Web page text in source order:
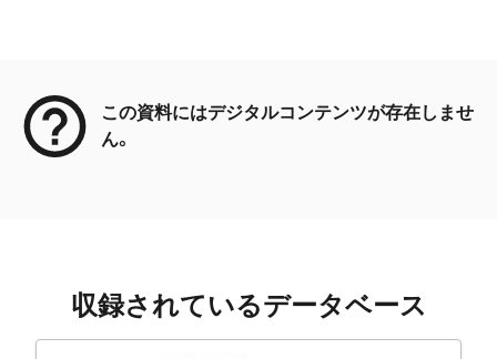
この資料にはデジタルコンテンツが存在しませ
ん。
収録されているデータベース